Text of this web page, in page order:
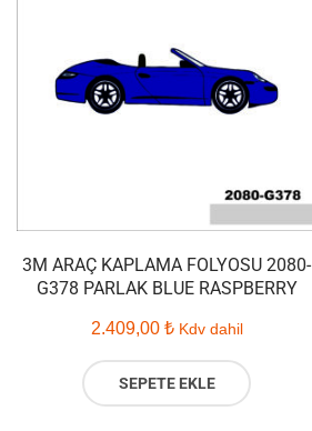
3M ARAÇ KAPLAMA FOLYOSU 2080-
G378 PARLAK BLUE RASPBERRY
2.409,00 ₺ Kdv dahil
SEPETE EKLE